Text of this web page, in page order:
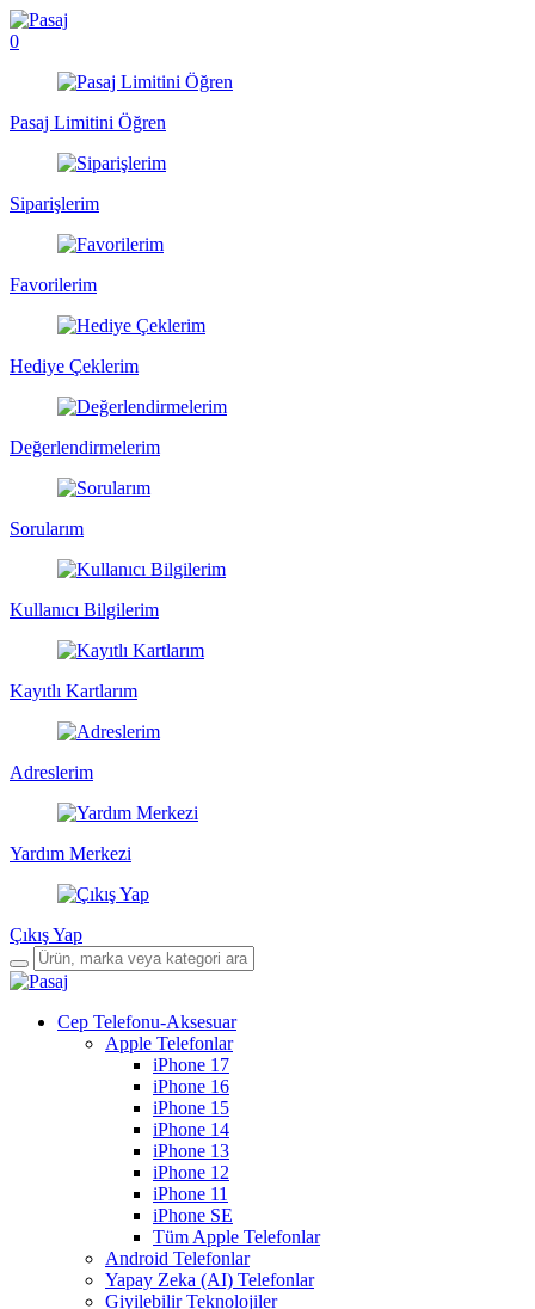
0
Pasaj Limitini Öğren
Siparişlerim
Favorilerim
Hediye Çeklerim
Değerlendirmelerim
Sorularım
Kullanıcı Bilgilerim
Kayıtlı Kartlarım
Adreslerim
Yardım Merkezi
Çıkış Yap
Cep Telefonu-Aksesuar
Apple Telefonlar
iPhone 17
iPhone 16
iPhone 15
iPhone 14
iPhone 13
iPhone 12
iPhone 11
iPhone SE
Tüm Apple Telefonlar
Android Telefonlar
Yapay Zeka (AI) Telefonlar
Giyilebilir Teknolojiler